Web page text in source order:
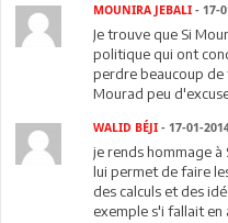
MOUNIRA JEBALI - 17-
Je trouve que Si
politique qui ont
perdre beaucoup de
Mourad peu
WALID BÉJI - 17-01-
je rends hommage à
lui permet de faire
des calculs et des
exemple s'i fallait en